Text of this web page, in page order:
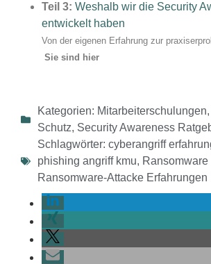
Teil 3: Weshalb wir die Security
entwickelt haben
Von der eigenen Erfahrung zur
Sie sind hier
Kategorien: Mitarbeiterschulungen,
Schutz, Security Awareness
Schlagwörter: cyberangriff
phishing angriff kmu, Ransomware
Ransomware-Attacke Erfahrungen